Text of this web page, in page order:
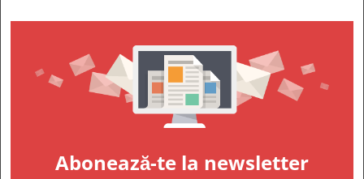
Abonează-te la newsletter